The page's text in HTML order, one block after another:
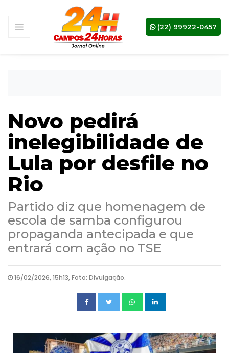
(22) 99922-0457
Novo pedirá
inelegibilidade de
Lula por desfile no
Rio
Partido diz que homenagem de
escola de samba configurou
propaganda antecipada e que
entrará com ação no TSE
16/02/2026, 15h13, Foto: Divulgação.